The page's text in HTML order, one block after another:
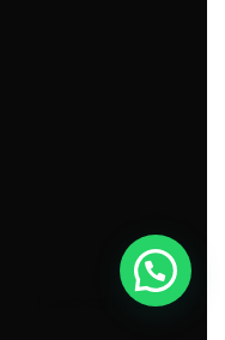
Powered byJoinchat